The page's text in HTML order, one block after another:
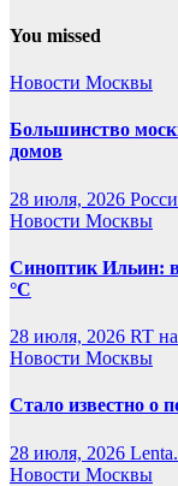
You missed
Новости Москвы
Большинство
домов
28 июля, 2026
Новости Москвы
Синоптик Ильин:
°C
28 июля, 2026 RT
Новости Москвы
Стало известно о
28 июля, 2026
Новости Москвы